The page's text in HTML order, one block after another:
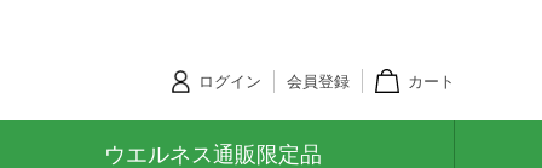
ログイン 会員登録 カート
ウエルネス通販限定品